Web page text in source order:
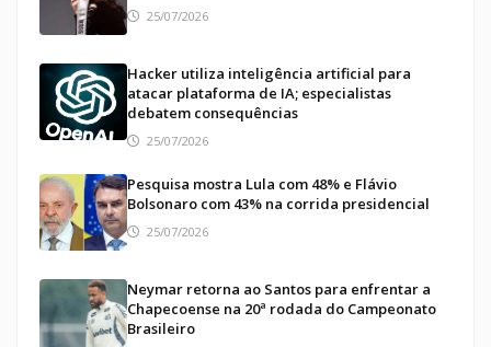
25/07/2026
Hacker utiliza inteligência artificial para
atacar plataforma de IA; especialistas
debatem consequências
25/07/2026
Pesquisa mostra Lula com 48% e Flávio
Bolsonaro com 43% na corrida presidencial
25/07/2026
Neymar retorna ao Santos para enfrentar a
Chapecoense na 20ª rodada do Campeonato
Brasileiro